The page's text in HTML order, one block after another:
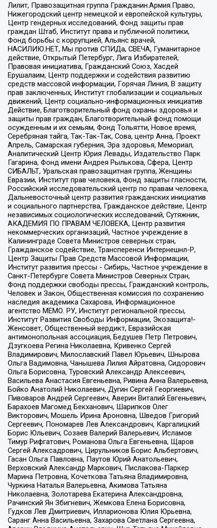
Лилит, Правозащитная группа Гражданин.Армия.Право,
Нижегородский центр немецкой и европейской культуры,
Центр гендерных исследований, Фонд защиты прав
граждан Штаб, Институт права и публичной политики,
Фонд борьбы с коррупцией, Альянс врачей,
НАСИЛИЮ.НЕТ, Мы против СПИДа, СВЕЧА, Гуманитарное
действие, Открытый Петербург, Лига Избирателей,
Правовая инициатива, Гражданский Союз, Хасдей
Ерушалаим, Центр поддержки и содействия развитию
средств массовой информации, Горячая Линия, В защиту
прав заключенных, Институт глобализации и социальных
движений, Центр социально-информационных инициатив
Действие, Благотворительный фонд охраны здоровья и
защиты прав граждан, Благотворительный фонд помощи
осужденным и их семьям, Фонд Тольятти, Новое время,
Серебряная тайга, Так-Так-Так, Сова, центр Анна, Проект
Апрель, Самарская губерния, Эра здоровья, Мемориал,
Аналитический Центр Юрия Левады, Издательство Парк
Гагарина, Фонд имени Андрея Рылькова, Сфера, Центр
СИБАЛЬТ, Уральская правозащитная группа, Женщины
Евразии, Институт прав человека, Фонд защиты гласности,
Российский исследовательский центр по правам человека,
Дальневосточный центр развития гражданских инициатив
и социального партнерства, Гражданское действие, Центр
независимых социологических исследований, Сутяжник,
АКАДЕМИЯ ПО ПРАВАМ ЧЕЛОВЕКА, Центр развития
некоммерческих организаций, Частное учреждение в
Калининграде Совета Министров северных стран,
Гражданское содействие, Трансперенси Интернешнл-Р,
Центр Защиты Прав Средств Массовой Информации,
Институт развития прессы - Сибирь, Частное учреждение в
Санкт-Петербурге Совета Министров Северных Стран,
Фонд поддержки свободы прессы, Гражданский контроль,
Человек и Закон, Общественная комиссия по сохранению
наследия академика Сахарова, Информационное
агентство МЕМО. РУ, Институт региональной прессы,
Институт Развития Свободы Информации, Экозащита!-
Женсовет, Общественный вердикт, Евразийская
антимонопольная ассоциация, Бедушев Петр Петрович,
Дзугкоева Регина Николаевна, Кривенко Сергей
Владимирович, Милославский Павел Юрьевич, Шнырова
Ольга Вадимовна, Чанышева Лилия Айратовна, Сидорович
Ольга Борисовна, Туровский Александр Алексеевич,
Васильева Анастасия Евгеньевна, Ривина Анна Валерьевна,
Бойко Анатолий Николаевич, Дугин Сергей Георгиевич,
Пивоваров Андрей Сергеевич, Аверин Виталий Евгеньевич,
Барахоев Магомед Бекханович, Шарипков Олег
Викторович, Мошель Ирина Ароновна, Шведов Григорий
Сергеевич, Пономарев Лев Александрович, Каргалицкий
Борис Юльевич, Созаев Валерий Валерьевич, Исламов
Тимур Рифгатович, Романова Ольга Евгеньевна, Щаров
Сергей Алексадрович, Цирульников Борис Альбертович,
Гасан Ольга Павловна, Паутов Юрий Анатольевич,
Верховский Александр Маркович, Пислакова-Паркер
Марина Петровна, Кочеткова Татьяна Владимировна,
Чуркина Наталья Валерьевна, Акимова Татьяна
Николаевна, Золотарева Екатерина Александровна,
Рачинский Ян Збигневич, Жемкова Елена Борисовна,
Гудков Лев Дмитриевич, Илларионова Юлия Юрьевна,
Саранг Анна Васильевна, Захарова Светлана Сергеевна,